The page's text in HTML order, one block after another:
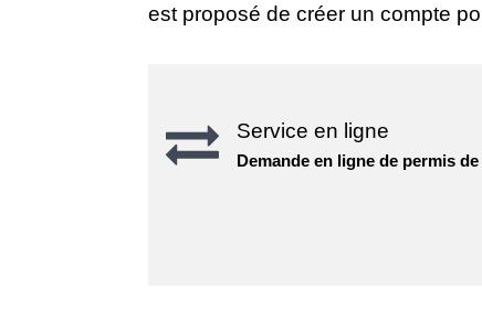
est proposé de créer un compte
Service en ligne
Demande en ligne de permis